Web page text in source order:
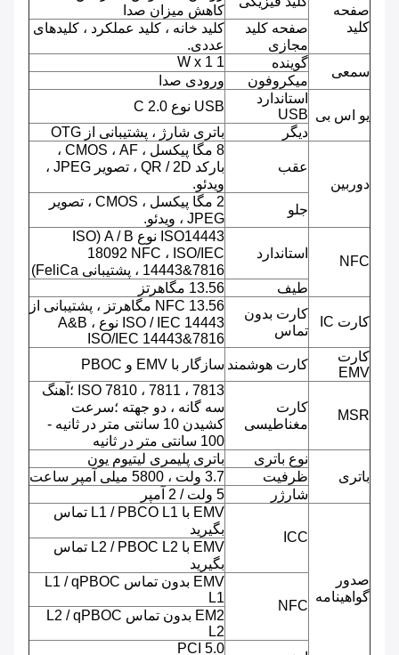
صفحه
کلید
کاهش میزان صدا
صفحه کلید
مجازی
کلید خانه ، کلید عملکرد ، کلیدهای
عددی.
سمعی
گوینده
1 W x 1
میکروفون
ورودی صدا
یو اس بی
استاندارد
USB
USB نوع C 2.0
دیگر
باتری شارژ ، پشتیبانی از OTG
دوربین
عقب
8 مگا پیکسل ، CMOS ، AF ،
بارکد QR / 2D ، تصویر JPEG ،
ویدئو.
جلو
2 مگا پیکسل ، CMOS ، تصویر
JPEG ، ویدئو.
NFC
استاندارد
ISO14443 نوع A / B (ISO
18092 NFC ، ISO/IEC
14443&7816 ، پشتیبانی FeliCa)
طیف
13.56 مگاهرتز
کارت IC
کارت بدون
تماس
NFC 13.56 مگاهرتز ، پشتیبانی از
ISO / IEC 14443 نوع A&B ،
ISO/IEC 14443&7816
کارت
EMV
کارت هوشمند سازگار با EMV و PBOC
MSR
کارت
مغناطیسی
ISO 7810 ، 7811 ، 7813 ؛آهنگ
سه گانه ، دو جهته ؛سرعت
کشیدن 10 سانتی متر در ثانیه -
100 سانتی متر در ثانیه
باتری
نوع باتری
باتری پلیمری لیتیوم یون
ظرفیت
3.7 ولت ، 5800 میلی آمپر ساعت
شارژر
5 ولت / 2 آمپر
صدور
گواهینامه
ICC
EMV با L1 / PBCO L1 تماس
بگیرید
EMV با L2 / PBOC L2 تماس
بگیرید
NFC
EMV بدون تماس L1 / qPBOC
L1
EM2 بدون تماس L2 / qPBOC
L2
PCI 5.0